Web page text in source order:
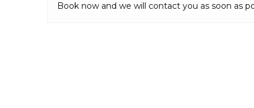
Book now and we will contact you as soon as